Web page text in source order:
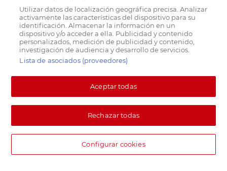
Utilizar datos de localización geográfica precisa. Analizar
activamente las características del dispositivo para su
identificación. Almacenar la información en un
dispositivo y/o acceder a ella. Publicidad y contenido
personalizados, medición de publicidad y contenido,
investigación de audiencia y desarrollo de servicios.
Lista de asociados (proveedores)
Aceptar todas
Rechazar todas
Configurar cookies